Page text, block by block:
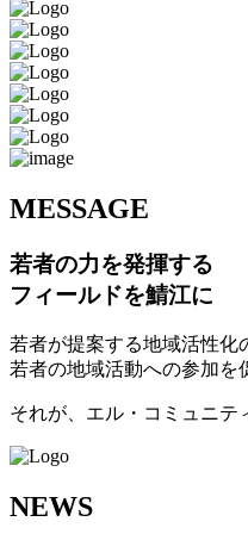
MESSAGE
若者の力を発揮する
フィールドを鯖江に
若者が提案する地域活性化
若者の地域活動への参加を
それが、エル・コミュニテ
NEWS